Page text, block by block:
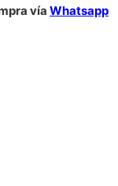
vía Whatsapp